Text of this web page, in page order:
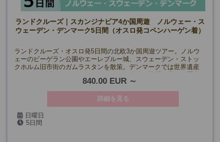
ランドクルーズ｜スカンジナビア4か国周遊 ノルウェー・ス
ウェーデン・デンマーク5日間（オスロ発コペンハーゲン着）
ランドクルーズ・オスロ発5日間の北欧3か国周遊ツアー。ノルウ
ェーのビーゲラン公園やエーレブルー城、スウェーデン・ストッ
クホルム旧市街のガムラスタンを散策。デンマークでは世界遺産
クロンボー城やコペンハーゲンの人気観光地を訪問。北欧の歴史
と文化を凝縮した充実の旅です。
840.00 EUR
詳細を見る
日曜日
5/10・24、6月～8月、9/13・27、10/11、11/22、
5日間